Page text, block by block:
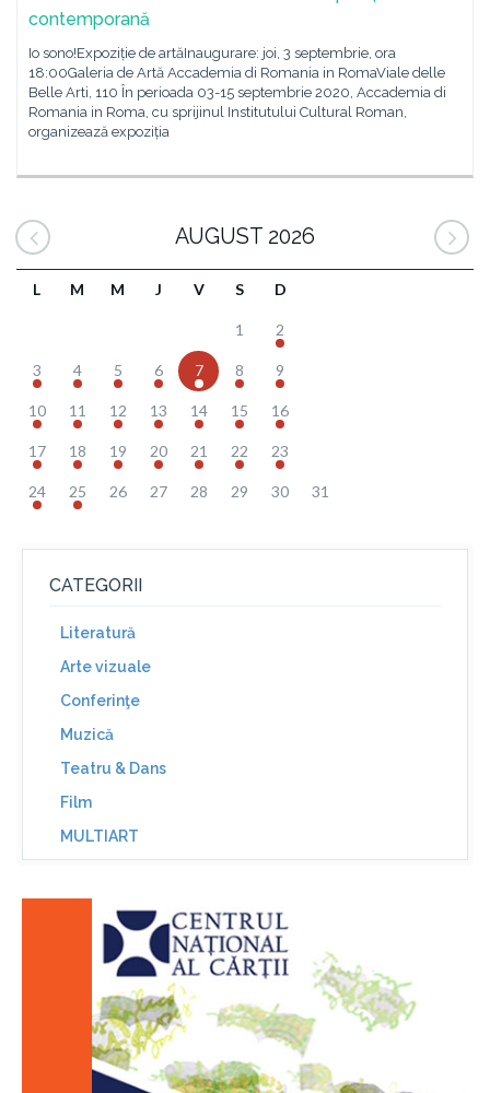
contemporană
Io sono!Expoziție de artăInaugurare: joi, 3 septembrie, ora
18:00Galeria de Artă Accademia di Romania in RomaViale delle
Belle Arti, 110 În perioada 03-15 septembrie 2020, Accademia di
Romania in Roma, cu sprijinul Institutului Cultural Roman,
organizează expoziția
AUGUST 2026
L M M J V S D
1 2
3 4 5 6 7 8 9
10 11 12 13 14 15 16
17 18 19 20 21 22 23
24 25 26 27 28 29 30 31
CATEGORII
Literatură
Arte vizuale
Conferinţe
Muzică
Teatru & Dans
Film
MULTIART